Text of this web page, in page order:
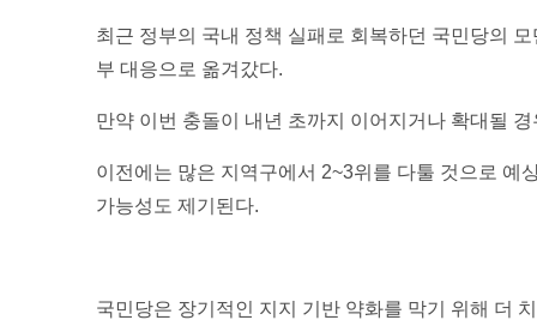
최근 정부의 국내 정책 실패로 회복하던 국민당의
부 대응으로 옮겨갔다.
만약 이번 충돌이 내년 초까지 이어지거나 확대될
이전에는 많은 지역구에서 2~3위를 다툴 것으로 예
가능성도 제기된다.
국민당은 장기적인 지지 기반 약화를 막기 위해 더